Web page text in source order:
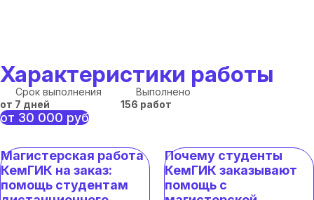
Характеристики работы
Срок выполнения
от 7 дней
Выполнено
156 работ
от 30 000 руб
Магистерская работа
КемГИК на заказ:
помощь студентам
Почему студенты
КемГИК заказывают
помощь с